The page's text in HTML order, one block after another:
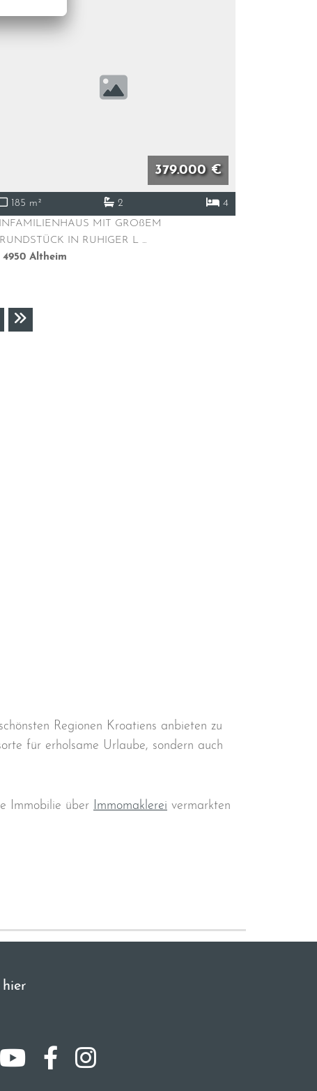
379.000 €
185 m² 2
4
MIT GROßEM
IN RUHIGER L ...
4950 Altheim
Regionen Kroatiens anbieten zu
für erholsame Urlaube, sondern auch
Immobilie über Immomaklerei vermarkten
hier